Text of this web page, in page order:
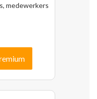
medewerkers